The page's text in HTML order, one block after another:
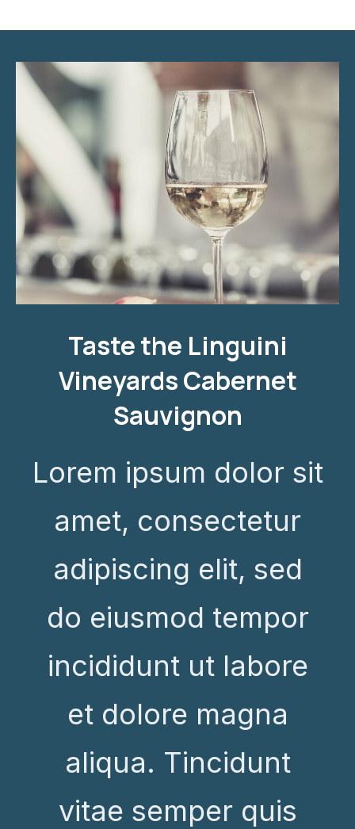
Taste the Linguini
Vineyards Cabernet
Sauvignon
Lorem ipsum dolor sit
amet, consectetur
adipiscing elit, sed
do eiusmod tempor
incididunt ut labore
et dolore magna
aliqua. Tincidunt
vitae semper quis